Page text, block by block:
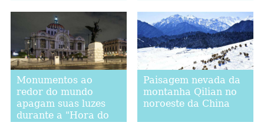
Monumentos ao
redor do mundo
apagam suas luzes
durante a "Hora do
Paisagem nevada da
montanha Qilian no
noroeste da China